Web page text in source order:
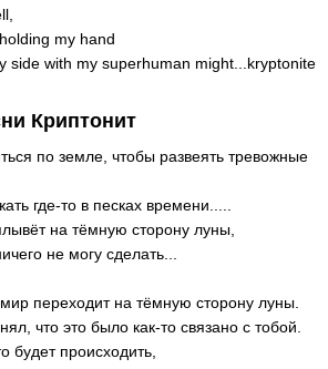
my hand
side with my superhuman might...kryptonite
Криптонит
по земле, чтобы развеять тревожные
где-то в песках времени.....
на тёмную сторону луны,
не могу сделать...
переходит на тёмную сторону луны.
что это было как-то связано с тобой.
будет происходить,